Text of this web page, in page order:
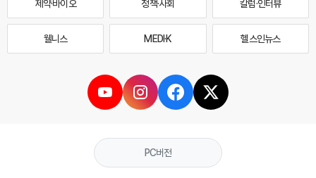
제약·바이오 정책·사회 칼럼·인터뷰
웰니스 MEDI·K 헬스인뉴스
PC버전